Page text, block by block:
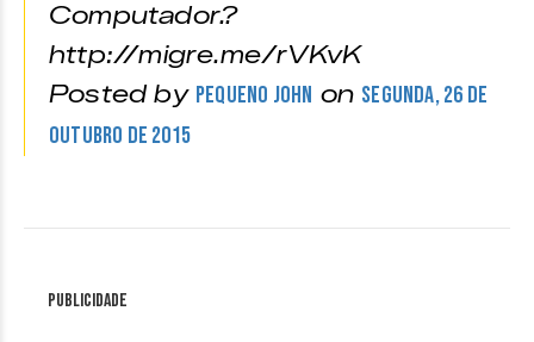
Computador.?
http://migre.me/rVKvK
Posted by Pequeno John on Segunda, 26 de
outubro de 2015
Publicidade